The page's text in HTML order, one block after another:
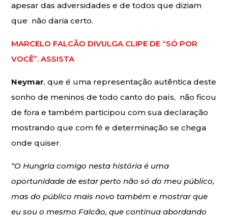
apesar das adversidades e de todos que diziam
que não daria certo.
MARCELO FALCÃO DIVULGA CLIPE DE “SÓ POR
VOCÊ”. ASSISTA
Neymar, que é uma representação autêntica deste
sonho de meninos de todo canto do país, não ficou
de fora e também participou com sua declaração
mostrando que com fé e determinação se chega
onde quiser.
“O Hungria comigo nesta história é uma
oportunidade de estar perto não só do meu público,
mas do público mais novo também e mostrar que
eu sou o mesmo Falcão, que continua abordando